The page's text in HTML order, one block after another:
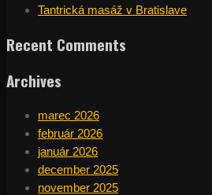
Tantrická masáž v Bratislave
Recent Comments
Archives
marec 2026
február 2026
január 2026
december 2025
november 2025